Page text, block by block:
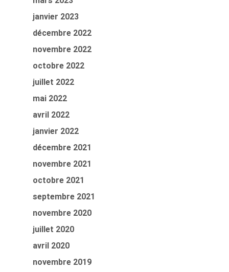
janvier 2023
décembre 2022
novembre 2022
octobre 2022
juillet 2022
mai 2022
avril 2022
janvier 2022
décembre 2021
novembre 2021
octobre 2021
septembre 2021
novembre 2020
juillet 2020
avril 2020
novembre 2019